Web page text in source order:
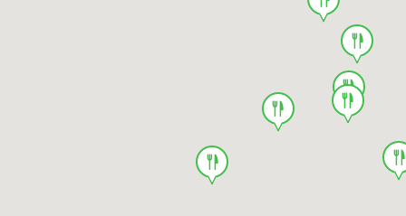
food
food
food
food
food